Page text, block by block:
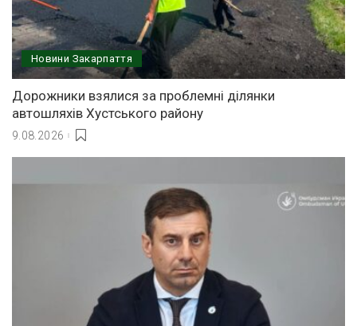
Новини Закарпаття
Дорожники взялися за проблемні ділянки
автошляхів Хустського району
9.08.2026